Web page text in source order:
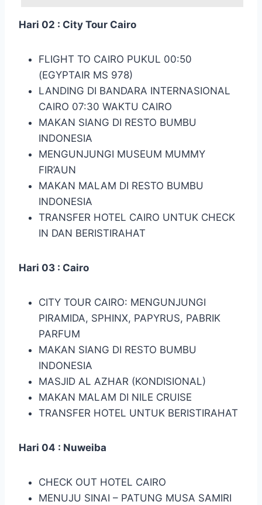
Hari 02 : City Tour Cairo
FLIGHT TO CAIRO PUKUL 00:50
(EGYPTAIR MS 978)
LANDING DI BANDARA INTERNASIONAL
CAIRO 07:30 WAKTU CAIRO
MAKAN SIANG DI RESTO BUMBU
INDONESIA
MENGUNJUNGI MUSEUM MUMMY
FIR’AUN
MAKAN MALAM DI RESTO BUMBU
INDONESIA
TRANSFER HOTEL CAIRO UNTUK CHECK
IN DAN BERISTIRAHAT
Hari 03 : Cairo
CITY TOUR CAIRO: MENGUNJUNGI
PIRAMIDA, SPHINX, PAPYRUS, PABRIK
PARFUM
MAKAN SIANG DI RESTO BUMBU
INDONESIA
MASJID AL AZHAR (KONDISIONAL)
MAKAN MALAM DI NILE CRUISE
TRANSFER HOTEL UNTUK BERISTIRAHAT
Hari 04 : Nuweiba
CHECK OUT HOTEL CAIRO
MENUJU SINAI – PATUNG MUSA SAMIRI